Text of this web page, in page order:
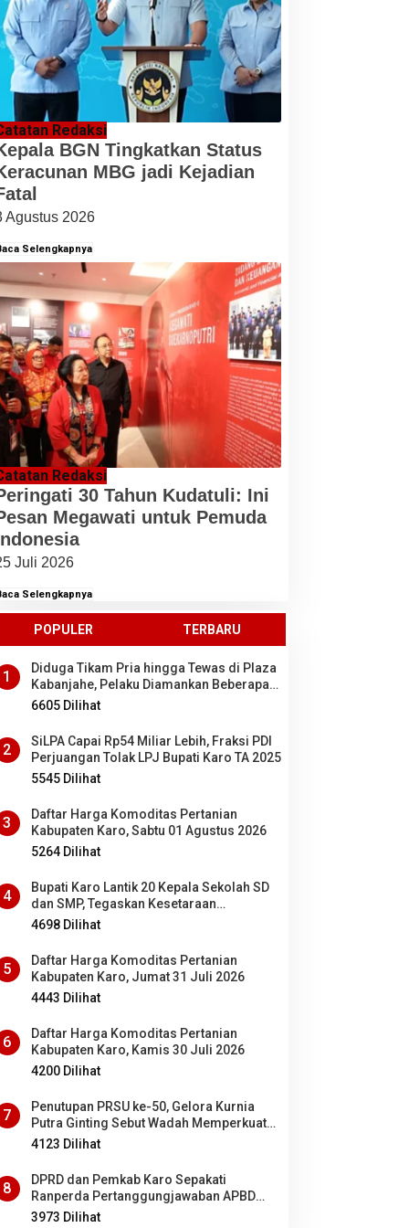
Redaksi
BGN Tingkatkan Status
MBG jadi Kejadian
Agustus 2026
Selengkapnya
Redaksi
30 Tahun Kudatuli: Ini
Megawati untuk Pemuda
Juli 2026
Selengkapnya
POPULER TERBARU
1
Diduga Tikam Pria hingga Tewas di Plaza
Kabanjahe, Pelaku Diamankan Beberapa
Menit Setelah Kejadian, Ini Motifnya
6605 Dilihat
2
SiLPA Capai Rp54 Miliar Lebih, Fraksi PDI
Perjuangan Tolak LPJ Bupati Karo TA 2025
5545 Dilihat
3
Daftar Harga Komoditas Pertanian
Kabupaten Karo, Sabtu 01 Agustus 2026
5264 Dilihat
4
Bupati Karo Lantik 20 Kepala Sekolah SD
dan SMP, Tegaskan Kesetaraan
Kesempatan Bagi ASN PNS dan PPPK
4698 Dilihat
5
Daftar Harga Komoditas Pertanian
Kabupaten Karo, Jumat 31 Juli 2026
4443 Dilihat
6
Daftar Harga Komoditas Pertanian
Kabupaten Karo, Kamis 30 Juli 2026
4200 Dilihat
7
Penutupan PRSU ke-50, Gelora Kurnia
Putra Ginting Sebut Wadah Memperkuat
Kolaborasi antardaerah di Sumut
4123 Dilihat
8
DPRD dan Pemkab Karo Sepakati
Ranperda Pertanggungjawaban APBD
2025 Jadi Perda
3973 Dilihat